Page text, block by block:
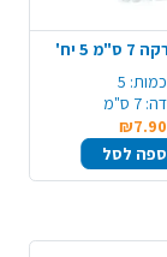
5 יח'
כמות: 5
7 ס"מ
₪7.90
לסל